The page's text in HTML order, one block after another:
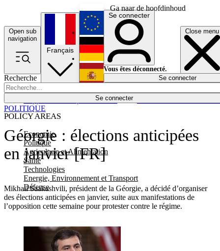
Ga naar de hoofdinhoud
Open sub
navigation
Close menu
Recherche
Se connecter
POLICY AREAS
Economie
Politique
Agriculture et Alimentation
Santé
Technologies
Energie, Environnement et Transport
Défense
Économie
Français
English
Deutsch
Español
Se connecter
Vous êtes déconnecté.
Se connecter
Géorgie : élections anticipées
en janvier [FR]
Mikhail Saakashvili, président de la Géorgie, a décidé d’organiser
des élections anticipées en janvier, suite aux manifestations de
l’opposition cette semaine pour protester contre le régime.
POLITIQUE